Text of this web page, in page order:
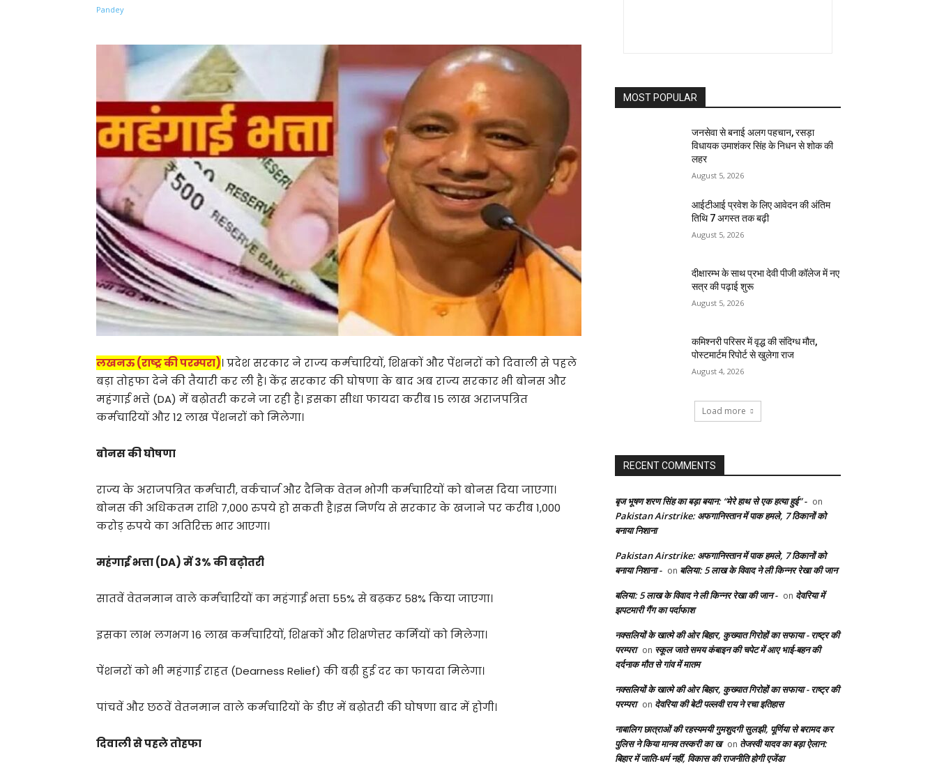
लखनऊ (राष्ट्र की परम्परा)। प्रदेश सरकार ने राज्य कर्मचारियों, शिक्षकों और पेंशनरों को दिवाली से पहले
बड़ा तोहफा देने की तैयारी कर ली है। केंद्र सरकार की घोषणा के बाद अब राज्य सरकार भी बोनस और
महंगाई भत्ते (DA) में बढ़ोतरी करने जा रही है। इसका सीधा फायदा करीब 15 लाख अराजपत्रित
कर्मचारियों और 12 लाख पेंशनरों को मिलेगा।
बोनस की घोषणा
राज्य के अराजपत्रित कर्मचारी, वर्कचार्ज और दैनिक वेतन भोगी कर्मचारियों को बोनस दिया जाएगा।
बोनस की अधिकतम राशि 7,000 रुपये हो सकती है।इस निर्णय से सरकार के खजाने पर करीब 1,000
करोड़ रुपये का अतिरिक्त भार आएगा।
महंगाई भत्ता (DA) में 3% की बढ़ोतरी
सातवें वेतनमान वाले कर्मचारियों का महंगाई भत्ता 55% से बढ़कर 58% किया जाएगा।
इसका लाभ लगभग 16 लाख कर्मचारियों, शिक्षकों और शिक्षणेत्तर कर्मियों को मिलेगा।
पेंशनरों को भी महंगाई राहत (Dearness Relief) की बढ़ी हुई दर का फायदा मिलेगा।
पांचवें और छठवें वेतनमान वाले कर्मचारियों के डीए में बढ़ोतरी की घोषणा बाद में होगी।
दिवाली से पहले तोहफा
MOST POPULAR
जनसेवा से बनाई अलग पहचान, रसड़ा
विधायक उमाशंकर सिंह के निधन से शोक की
लहर
August 5, 2026
आईटीआई प्रवेश के लिए आवेदन की अंतिम
तिथि 7 अगस्त तक बढ़ी
August 5, 2026
दीक्षारम्भ के साथ प्रभा देवी पीजी कॉलेज में नए
सत्र की पढ़ाई शुरू
August 5, 2026
कमिश्नरी परिसर में वृद्ध की संदिग्ध मौत,
पोस्टमार्टम रिपोर्ट से खुलेगा राज
August 4, 2026
Load more
RECENT COMMENTS
बृज भूषण शरण सिंह का बड़ा बयान: “मेरे हाथ से एक हत्या हुई” - on
Pakistan Airstrike: अफगानिस्तान में पाक हमले, 7 ठिकानों को
बनाया निशाना
Pakistan Airstrike: अफगानिस्तान में पाक हमले, 7 ठिकानों को
बनाया निशाना - on बलिया: 5 लाख के विवाद ने ली किन्नर रेखा की जान
बलिया: 5 लाख के विवाद ने ली किन्नर रेखा की जान - on देवरिया में
झपटमारी गैंग का पर्दाफाश
नक्सलियों के खात्मे की ओर बिहार, कुख्यात गिरोहों का सफाया - राष्ट्र की
परम्परा on स्कूल जाते समय कंबाइन की चपेट में आए भाई-बहन की
दर्दनाक मौत से गांव में मातम
नक्सलियों के खात्मे की ओर बिहार, कुख्यात गिरोहों का सफाया - राष्ट्र की
परम्परा on देवरिया की बेटी पल्लवी राय ने रचा इतिहास
नाबालिग छात्राओं की रहस्यमयी गुमशुदगी सुलझी, पूर्णिया से बरामद कर
पुलिस ने किया मानव तस्करी का ख on तेजस्वी यादव का बड़ा ऐलान:
बिहार में जाति-धर्म नहीं, विकास की राजनीति होगी एजेंडा